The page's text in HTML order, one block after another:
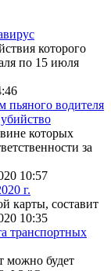
которого
по 15 июля
пьяного водителя
которых
за
10:57
г.
карты, составит
10:35
транспортных
можно будет